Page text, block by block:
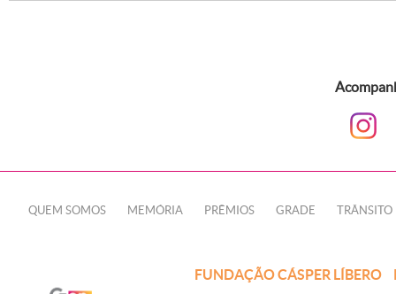
QUEM SOMOS MEMÓRIA PRÊMIOS GRADE TRÂNSITO
FUNDAÇÃO CÁSPER LÍBERO